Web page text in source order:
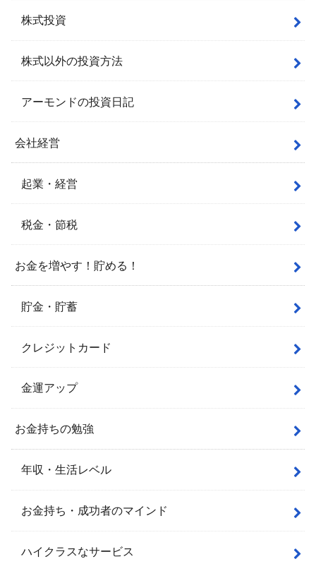
株式投資
株式以外の投資方法
アーモンドの投資日記
会社経営
起業・経営
税金・節税
お金を増やす！貯める！
貯金・貯蓄
クレジットカード
金運アップ
お金持ちの勉強
年収・生活レベル
お金持ち・成功者のマインド
ハイクラスなサービス